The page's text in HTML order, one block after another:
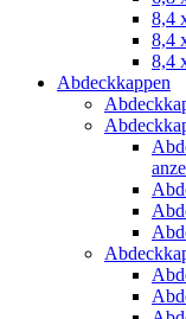
8,4
8,4
8,4
Abdeckkappen